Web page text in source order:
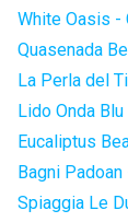
White Oasis -
Quasenada
La Perla del
Lido Onda
Eucaliptus
Bagni
Spiaggia Le